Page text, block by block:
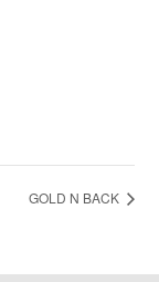
GOLD N BACK